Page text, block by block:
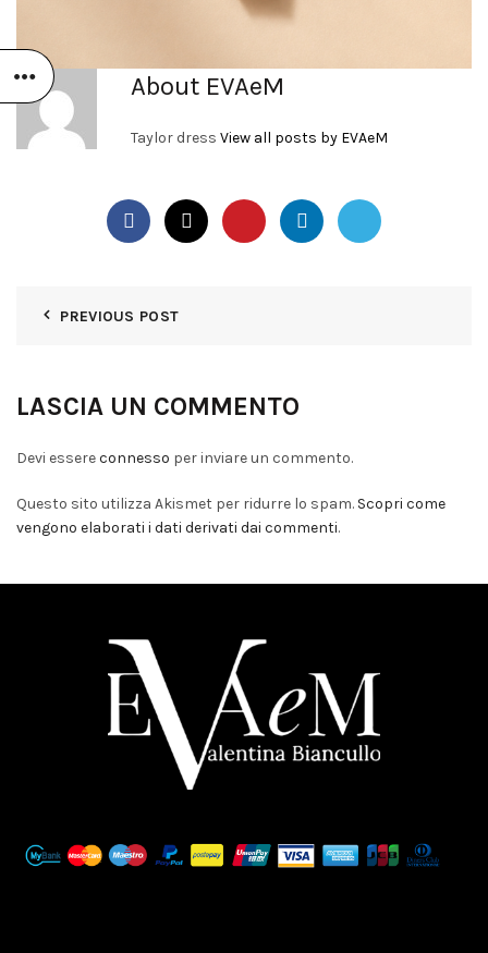
About EVAeM
Taylor dress View all posts by EVAeM
PREVIOUS POST
LASCIA UN COMMENTO
Devi essereconnesso per inviare un commento.
Questo sito utilizza Akismet per ridurre lo spam. Scopri come
vengono elaborati i dati derivati dai commenti.